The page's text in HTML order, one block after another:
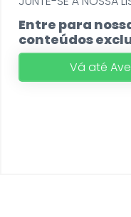
Entre para
conteúdos
Vá até